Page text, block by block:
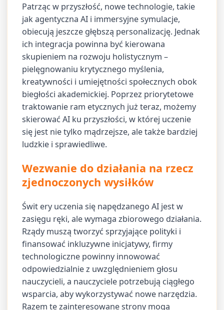
Patrząc w przyszłość, nowe technologie, takie
jak agentyczna AI i immersyjne symulacje,
obiecują jeszcze głębszą personalizację. Jednak
ich integracja powinna być kierowana
skupieniem na rozwoju holistycznym –
pielęgnowaniu krytycznego myślenia,
kreatywności i umiejętności społecznych obok
biegłości akademickiej. Poprzez priorytetowe
traktowanie ram etycznych już teraz, możemy
skierować AI ku przyszłości, w której uczenie
się jest nie tylko mądrzejsze, ale także bardziej
ludzkie i sprawiedliwe.
Wezwanie do działania na rzecz
zjednoczonych wysiłków
Świt ery uczenia się napędzanego AI jest w
zasięgu ręki, ale wymaga zbiorowego działania.
Rządy muszą tworzyć sprzyjające polityki i
finansować inkluzywne inicjatywy, firmy
technologiczne powinny innowować
odpowiedzialnie z uwzględnieniem głosu
nauczycieli, a nauczyciele potrzebują ciągłego
wsparcia, aby wykorzystywać nowe narzędzia.
Razem te zainteresowane strony mogą